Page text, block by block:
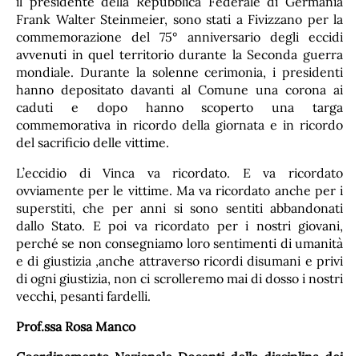
Frank Walter Steinmeier, sono stati a Fivizzano per la
commemorazione del 75° anniversario degli eccidi
avvenuti in quel territorio durante la Seconda guerra
mondiale. Durante la solenne cerimonia, i presidenti
hanno depositato davanti al Comune una corona ai
caduti e dopo hanno scoperto una targa
commemorativa in ricordo della giornata e in ricordo
del sacrificio delle vittime.
L’eccidio di Vinca va ricordato. E va ricordato
ovviamente per le vittime. Ma va ricordato anche per i
superstiti, che per anni si sono sentiti abbandonati
dallo Stato. E poi va ricordato per i nostri giovani,
perché se non consegniamo loro sentimenti di umanità
e di giustizia ,anche attraverso ricordi disumani e privi
di ogni giustizia, non ci scrolleremo mai di dosso i nostri
vecchi, pesanti fardelli.
Prof.ssa Rosa Manco